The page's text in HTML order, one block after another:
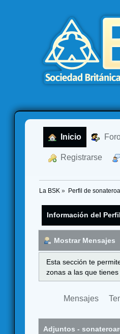
Inicio
Registrarse
La BSK » Perfil de
Información del Perfil
Mostrar Mensajes
Esta sección te
zonas a las que
Mensajes
Adjuntos -